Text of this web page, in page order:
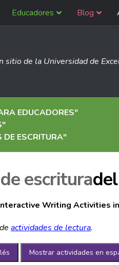
Educadores Blog
sitio de la Universidad de
EDUCADORES"
"
DE ESCRITURA"
escritura
Writing Activities
actividades de lectura.
Mostrar actividades en